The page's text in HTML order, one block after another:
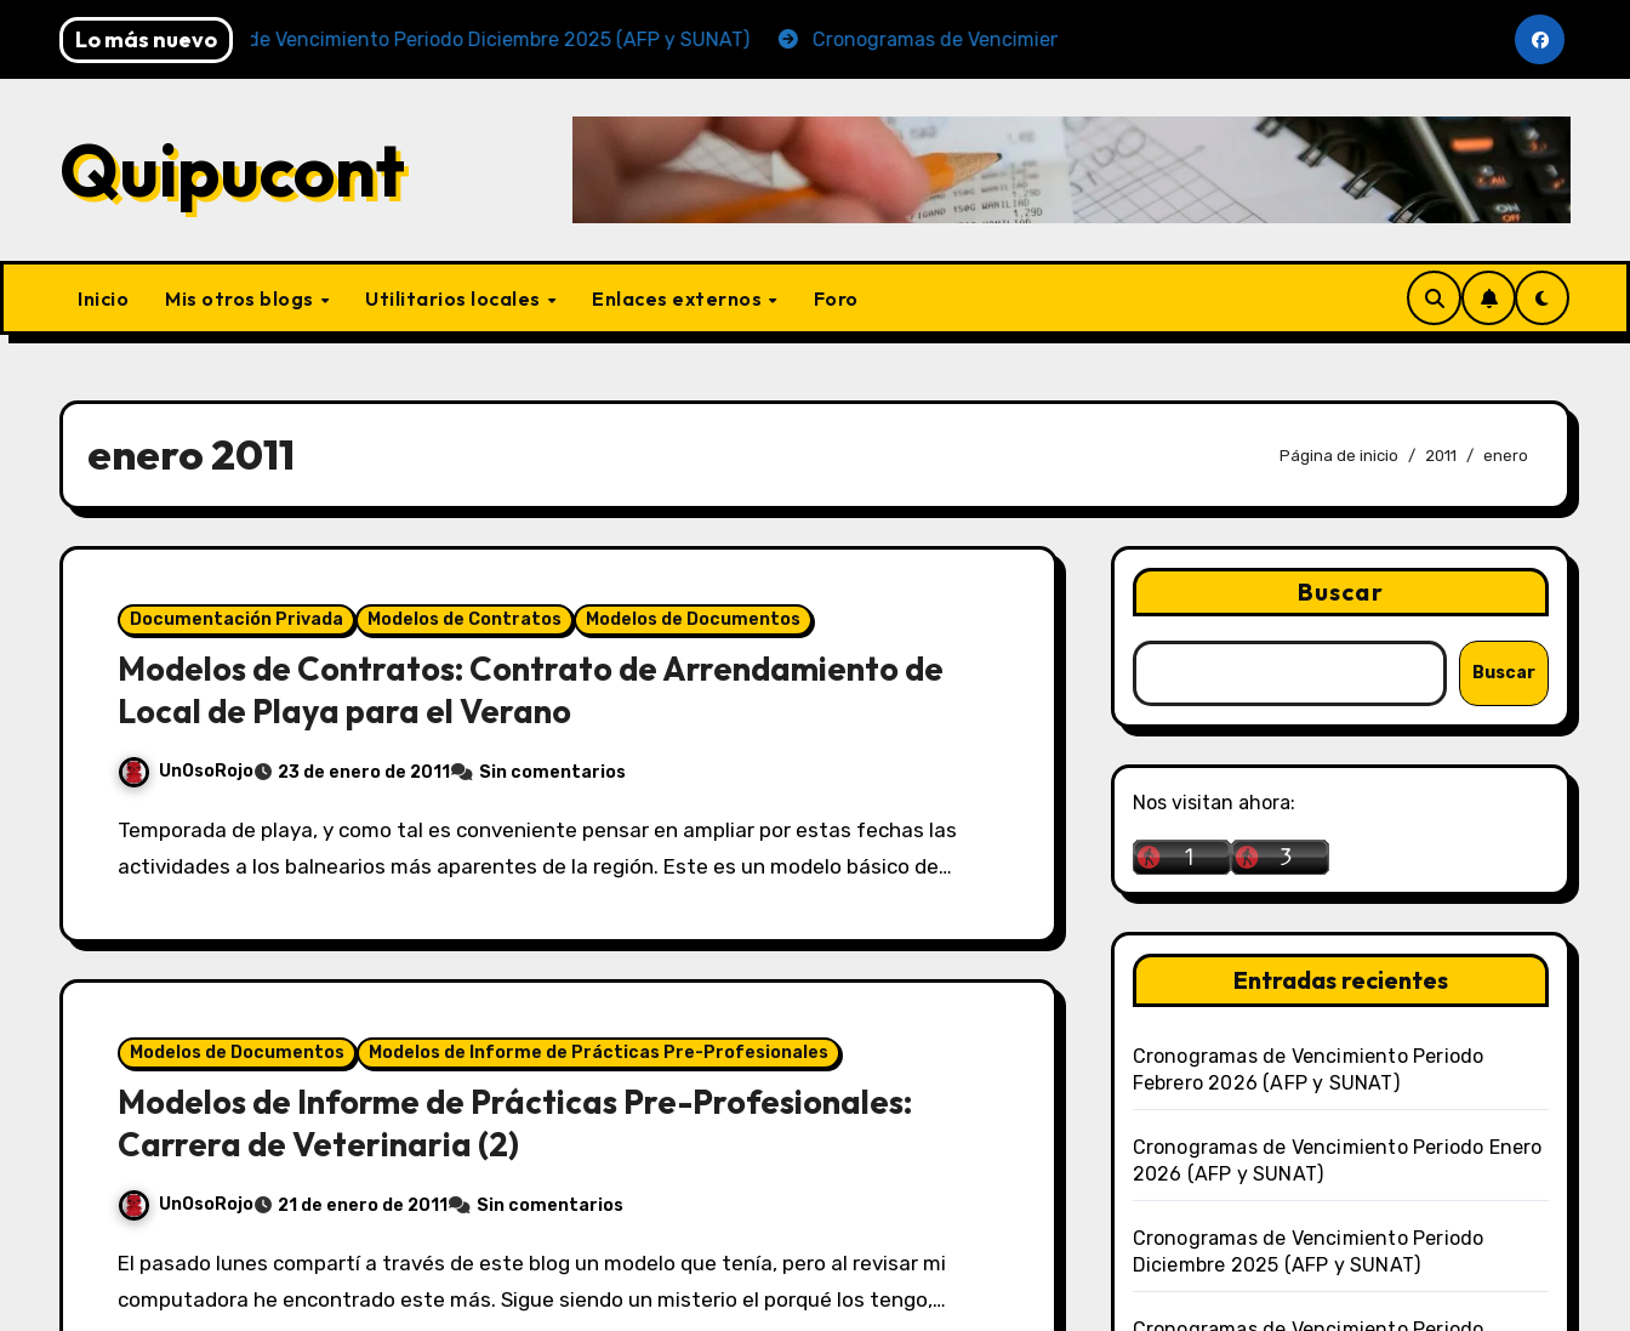
Lo más nuevo
Cronogramas de Vencimiento Periodo Diciembre 2025 (AFP y SUNAT) Cronogramas de Vencimiento Periodo Noviembre 2025 (AFP y SUNAT) Cronogramas de
Quipucont
Inicio Mis otros blogs Utilitarios locales Enlaces externos Foro
enero 2011 Página de inicio 2011 enero
Documentación Privada Modelos de Contratos Modelos de Documentos
Modelos de Contratos: Contrato de Arrendamiento de
Local de Playa para el Verano
UnOsoRojo 23 de enero de 2011 Sin comentarios
Temporada de playa, y como tal es conveniente pensar en ampliar por estas fechas las
actividades a los balnearios más aparentes de la región. Este es un modelo básico de…
Modelos de Documentos Modelos de Informe de Prácticas Pre-Profesionales
Modelos de Informe de Prácticas Pre-Profesionales:
Carrera de Veterinaria (2)
UnOsoRojo 21 de enero de 2011 Sin comentarios
El pasado lunes compartí a través de este blog un modelo que tenía, pero al revisar mi
computadora he encontrado este más. Sigue siendo un misterio el porqué los tengo,…
Buscar
Buscar
Nos visitan ahora:
Entradas recientes
Cronogramas de Vencimiento Periodo
Febrero 2026 (AFP y SUNAT)
Cronogramas de Vencimiento Periodo Enero
2026 (AFP y SUNAT)
Cronogramas de Vencimiento Periodo
Diciembre 2025 (AFP y SUNAT)